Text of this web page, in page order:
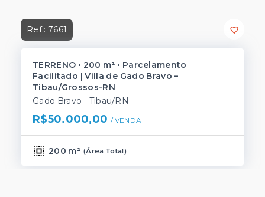
Ref.: 7661
TERRENO • 200 m² • Parcelamento
Facilitado | Villa de Gado Bravo –
Tibau/Grossos-RN
Gado Bravo - Tibau/RN
R$50.000,00 / VENDA
200 m² (Área Total)